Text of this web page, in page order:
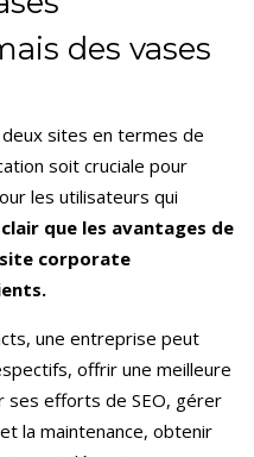
des vases
sites en termes de
soit cruciale pour
les utilisateurs qui
que les avantages de
corporate
une entreprise peut
offrir une meilleure
ses efforts de SEO, gérer
la maintenance, obtenir